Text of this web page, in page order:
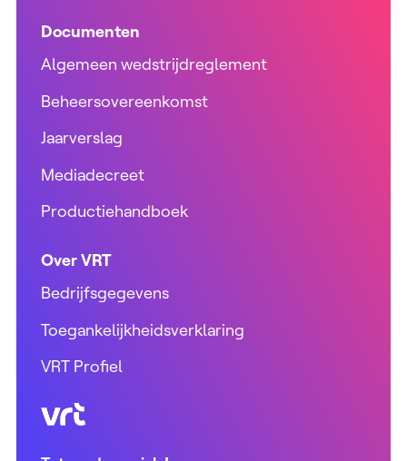
Documenten
Algemeen wedstrijdreglement
Beheersovereenkomst
Jaarverslag
Mediadecreet
Productiehandboek
Over VRT
Bedrijfsgegevens
Toegankelijkheidsverklaring
VRT Profiel
VRT (home)